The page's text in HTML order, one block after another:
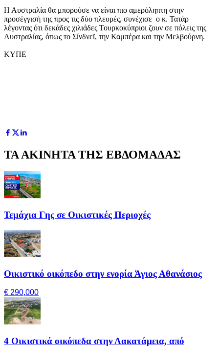
Η Αυστραλία θα μπορούσε να είναι πιο αμερόληπτη στην
προσέγγισή της προς τις δύο πλευρές, συνέχισε ο κ. Τατάρ
λέγοντας ότι δεκάδες χιλιάδες Τουρκοκύπριοι ζουν σε πόλεις της
Αυστραλίας, όπως το Σίνδνεϊ, την Καμπέρα και την Μελβούρνη.
ΚΥΠΕ
ΤΑ ΑΚΙΝΗΤΑ ΤΗΣ ΕΒΔΟΜΑΔΑΣ
Τεμάχια Γης σε Οικιστικές Περιοχές
Οικιστικό οικόπεδο στην ενορία Άγιος Αθανάσιος
€ 290,000
4 Οικιστικά οικόπεδα στην Λακατάμεια, από